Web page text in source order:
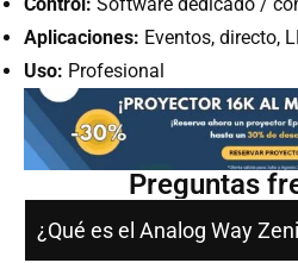
Aplicaciones: Eventos, directo,
Uso: Profesional
Preguntas
¿Qué es el Analog Way